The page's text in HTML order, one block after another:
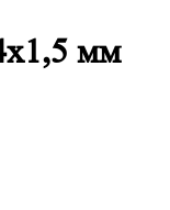
мм